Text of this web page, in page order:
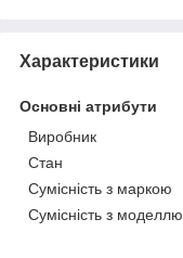
Характеристики
Основні атрибути
Виробник
Стан
Сумісність з маркою
Сумісність з моделлю